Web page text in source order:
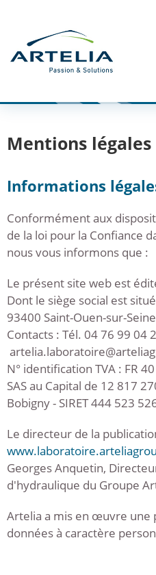
Aller à la recherche
Mentions légales
Informations
Conformément aux
de la loi pour la Confiance
nous vous informons que :
Le présent site web est
Dont le siège social est
93400 Saint-Ouen-sur-
Contacts : Tél. 04 76 99 04
N° identification TVA : FR
SAS au Capital de 12 817
Bobigny - SIRET 444 523
Le directeur de la
Georges Anquetin,
d'hydraulique du Groupe
Artelia a mis en œuvre une
données à caractère